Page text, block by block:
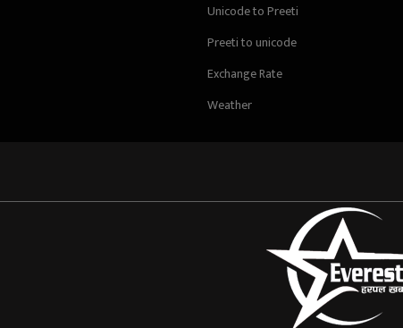
Unicode to Preeti
Preeti to unicode
Exchange Rate
Weather